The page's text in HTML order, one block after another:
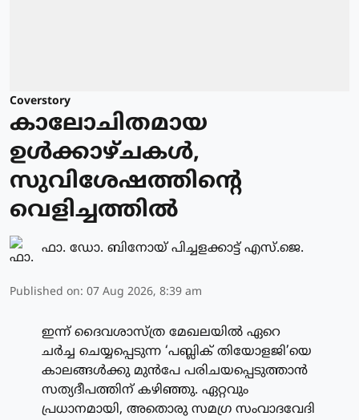
Coverstory
കാലോചിതമായ
ഉൾക്കാഴ്ചകൾ,
സുവിശേഷത്തിന്റെ
വെളിച്ചത്തിൽ
ഫാ. ഡോ. ബിനോയ് പിച്ചളക്കാട്ട് എസ്.ജെ.
Published on: 07 Aug 2026, 8:39 am
ഇന്ന് ദൈവശാസ്ത്ര മേഖലയിൽ ഏറെ
ചർച്ച ചെയ്യപ്പെടുന്ന ‘പബ്ലിക് തിയോളജി’യെ
കാലങ്ങൾക്കു മുൻപേ പരിചയപ്പെടുത്താൻ
സത്യദീപത്തിന് കഴിഞ്ഞു. ഏറ്റവും
പ്രധാനമായി, അതൊരു സമഗ്ര സംവാദവേദി